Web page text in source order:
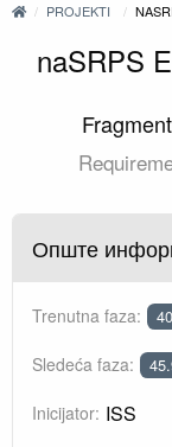
PROJEKTI
naSRPS
Опште
Trenutna faza:
Sledeća faza:
Inicijator: ISS